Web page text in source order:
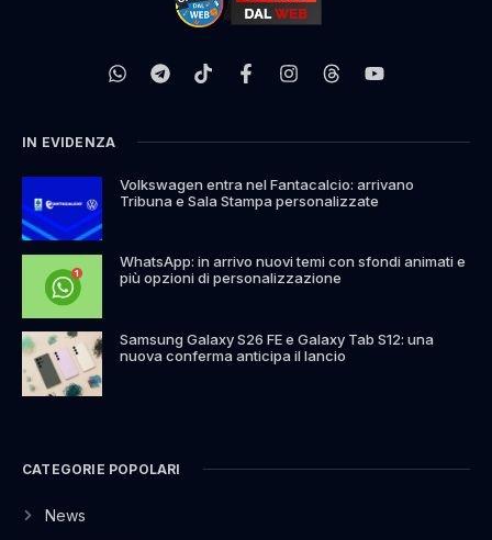
IN EVIDENZA
Volkswagen entra nel Fantacalcio: arrivano
Tribuna e Sala Stampa personalizzate
WhatsApp: in arrivo nuovi temi con sfondi animati e
più opzioni di personalizzazione
Samsung Galaxy S26 FE e Galaxy Tab S12: una
nuova conferma anticipa il lancio
CATEGORIE POPOLARI
News